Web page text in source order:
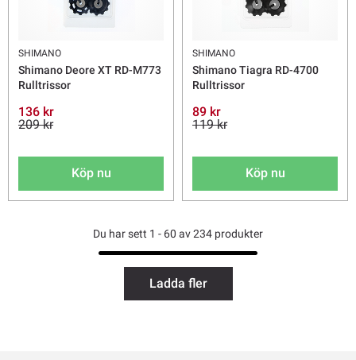
SHIMANO
Shimano Deore XT RD-M773
Rulltrissor
136 kr
209 kr
Köp nu
SHIMANO
Shimano Tiagra RD-4700
Rulltrissor
89 kr
119 kr
Köp nu
Du har sett 1 - 60 av 234 produkter
Ladda fler